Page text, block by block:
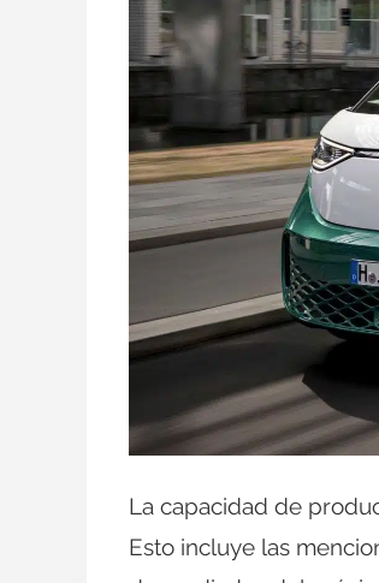
La capacidad de
Esto incluye las